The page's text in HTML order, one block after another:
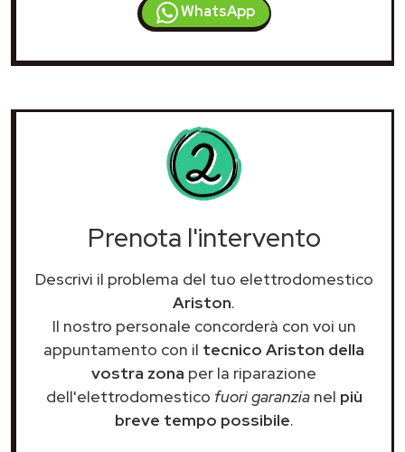
WhatsApp
Prenota l'intervento
Descrivi il problema del tuo elettrodomestico
Ariston.
Il nostro personale concorderà con voi un
appuntamento con il tecnico Ariston della
vostra zona per la riparazione
dell'elettrodomestico fuori garanzianel più
breve tempo possibile.